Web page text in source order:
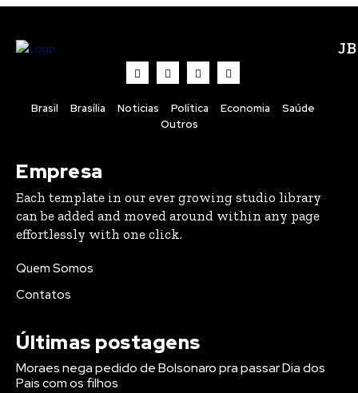
Brasil Brasília Noticias Política Economia
Saúde
Outros
Empresa
Each template in our ever growing studio library
can be added and moved around within any page
effortlessly with one click.
Quem Somos
Contatos
Últimas postagens
Moraes nega pedido de Bolsonaro pra passar Dia dos
Pais com os filhos